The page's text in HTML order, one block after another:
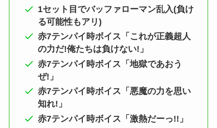
1セット目でバッファローマン乱入(負け
る可能性もアリ)
赤7テンパイ時ボイス「これが正義超人
の力だ!俺たちは負けない!」
赤7テンパイ時ボイス「地獄であおう
ぜ!」
赤7テンパイ時ボイス「悪魔の力を思い
知れ!」
赤7テンパイ時ボイス「激熱だーっ!!」